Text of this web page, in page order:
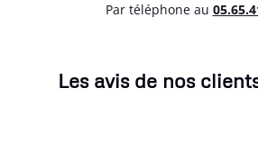
Par téléphone au
Les avis de nos